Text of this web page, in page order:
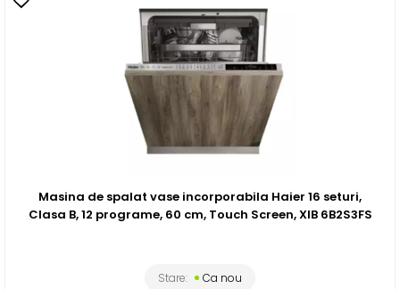
Masina de spalat vase incorporabila Haier 16 seturi,
Clasa B, 12 programe, 60 cm, Touch Screen, XIB 6B2S3FS
Stare: Ca nou